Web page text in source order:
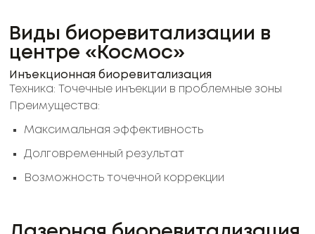
Виды биоревитализации в
центре «Космос»
Инъекционная биоревитализация
Техника: Точечные инъекции в проблемные зоны
Преимущества:
Максимальная эффективность
Долговременный результат
Возможность точечной коррекции